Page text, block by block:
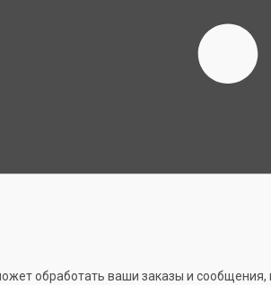
обработать ваши заказы и сообщения,